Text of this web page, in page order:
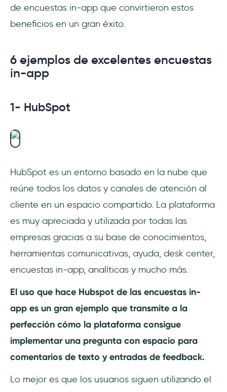
de encuestas in-app que convirtieron estos
beneficios en un gran éxito.
6 ejemplos de excelentes encuestas
in-app
1- HubSpot
HubSpot es un entorno basado en la nube que
reúne todos los datos y canales de atención al
cliente en un espacio compartido. La plataforma
es muy apreciada y utilizada por todas las
empresas gracias a su base de conocimientos,
herramientas comunicativas, ayuda, desk center,
encuestas in-app, analíticas y mucho más.
El uso que hace Hubspot de las encuestas in-
app es un gran ejemplo que transmite a la
perfección cómo la plataforma consigue
implementar una pregunta con espacio para
comentarios de texto y entradas de feedback.
Lo mejor es que los usuarios siguen utilizando el